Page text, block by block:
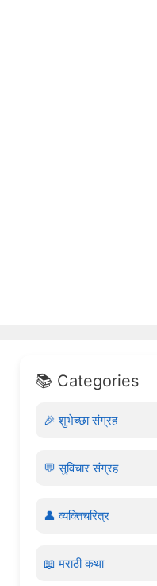
📚 Categories
🎉 शुभेच्छा संग्रह
💬 सुविचार संग्रह
👤 व्यक्तिचरित्र
📖 मराठी कथा